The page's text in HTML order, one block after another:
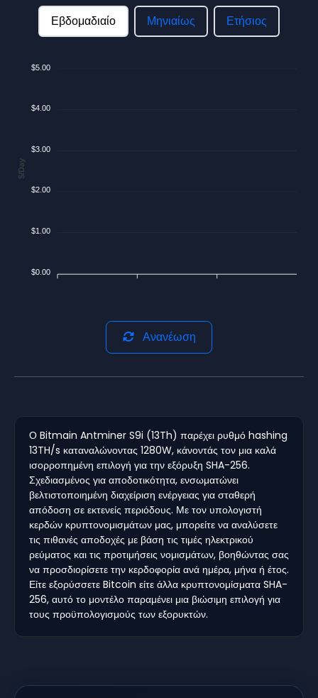
Εβδομαδιαίο Μηνιαίως Ετήσιος
$5.00
$4.00
$3.00
$2.00
$1.00
$0.00
$/Day
Ανανέωση
Ο Bitmain Antminer S9i (13Th) παρέχει ρυθμό hashing
13TH/s καταναλώνοντας 1280W, κάνοντάς τον μια καλά
ισορροπημένη επιλογή για την εξόρυξη SHA-256.
Σχεδιασμένος για αποδοτικότητα, ενσωματώνει
βελτιστοποιημένη διαχείριση ενέργειας για σταθερή
απόδοση σε εκτενείς περιόδους. Με τον υπολογιστή
κερδών κρυπτονομισμάτων μας, μπορείτε να αναλύσετε
τις πιθανές αποδοχές με βάση τις τιμές ηλεκτρικού
ρεύματος και τις προτιμήσεις νομισμάτων, βοηθώντας σας
να προσδιορίσετε την κερδοφορία ανά ημέρα, μήνα ή έτος.
Είτε εξορύσσετε Bitcoin είτε άλλα κρυπτονομίσματα SHA-
256, αυτό το μοντέλο παραμένει μια βιώσιμη επιλογή για
τους προϋπολογισμούς των εξορυκτών.